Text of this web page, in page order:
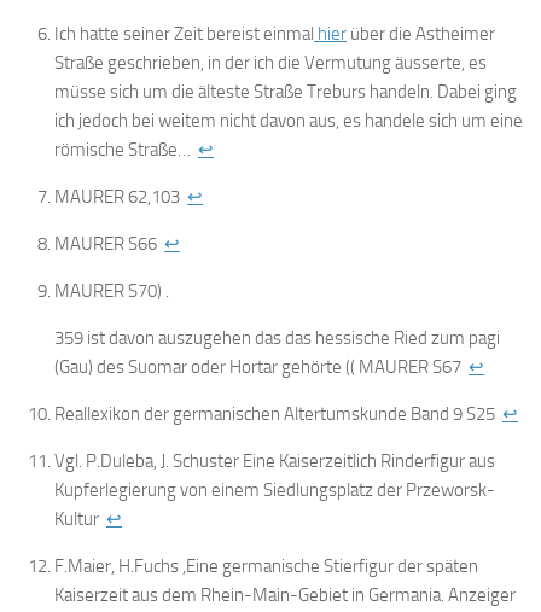
Ich hatte seiner Zeit bereist einmal hier über die Astheimer
Straße geschrieben, in der ich die Vermutung äusserte, es
müsse sich um die älteste Straße Treburs handeln. Dabei ging
ich jedoch bei weitem nicht davon aus, es handele sich um eine
römische Straße… ↩
MAURER 62,103 ↩
MAURER S66 ↩
MAURER S70) .
359 ist davon auszugehen das das hessische Ried zum pagi
(Gau) des Suomar oder Hortar gehörte (( MAURER S67 ↩
Reallexikon der germanischen Altertumskunde Band 9 S25 ↩
Vgl. P.Duleba, J. Schuster Eine Kaiserzeitlich Rinderfigur aus
Kupferlegierung von einem Siedlungsplatz der Przeworsk-
Kultur ↩
F.Maier, H.Fuchs ,Eine germanische Stierfigur der späten
Kaiserzeit aus dem Rhein-Main-Gebiet in Germania. Anzeiger